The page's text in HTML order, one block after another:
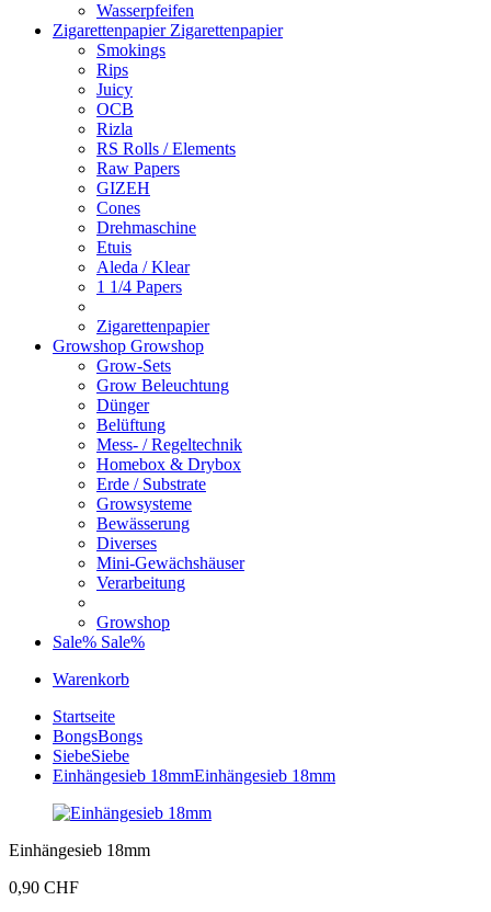
Wasserpfeifen
Zigarettenpapier Zigarettenpapier
Smokings
Rips
Juicy
OCB
Rizla
RS Rolls / Elements
Raw Papers
GIZEH
Cones
Drehmaschine
Etuis
Aleda / Klear
1 1/4 Papers
Zigarettenpapier
Growshop Growshop
Grow-Sets
Grow Beleuchtung
Dünger
Belüftung
Mess- / Regeltechnik
Homebox & Drybox
Erde / Substrate
Growsysteme
Bewässerung
Diverses
Mini-Gewächshäuser
Verarbeitung
Growshop
Sale% Sale%
Warenkorb
Startseite
BongsBongs
SiebeSiebe
Einhängesieb 18mmEinhängesieb 18mm
Einhängesieb 18mm
0,90 CHF